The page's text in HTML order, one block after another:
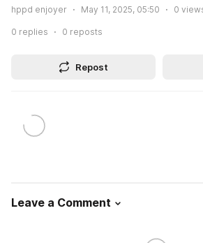
hppd enjoyer May 11, 2025, 05:50 0
0 replies 0 reposts
Repost
Leave a Comment